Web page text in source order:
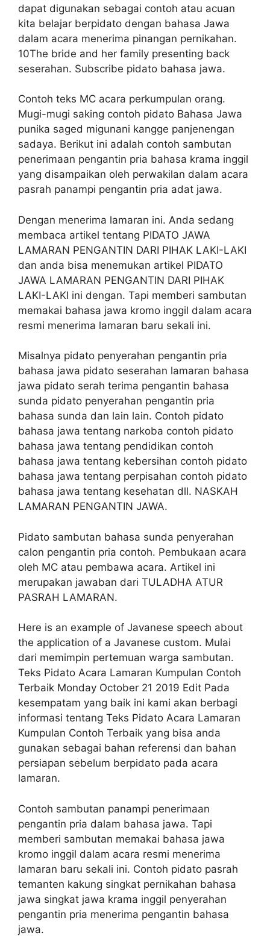
dapat digunakan sebagai contoh atau acuan
kita belajar berpidato dengan bahasa Jawa
dalam acara menerima pinangan pernikahan.
10The bride and her family presenting back
seserahan. Subscribe pidato bahasa jawa.
Contoh teks MC acara perkumpulan orang.
Mugi-mugi saking contoh pidato Bahasa Jawa
punika saged migunani kangge panjenengan
sadaya. Berikut ini adalah contoh sambutan
penerimaan pengantin pria bahasa krama inggil
yang disampaikan oleh perwakilan dalam acara
pasrah panampi pengantin pria adat jawa.
Dengan menerima lamaran ini. Anda sedang
membaca artikel tentang PIDATO JAWA
LAMARAN PENGANTIN DARI PIHAK LAKI-LAKI
dan anda bisa menemukan artikel PIDATO
JAWA LAMARAN PENGANTIN DARI PIHAK
LAKI-LAKI ini dengan. Tapi memberi sambutan
memakai bahasa jawa kromo inggil dalam acara
resmi menerima lamaran baru sekali ini.
Misalnya pidato penyerahan pengantin pria
bahasa jawa pidato seserahan lamaran bahasa
jawa pidato serah terima pengantin bahasa
sunda pidato penyerahan pengantin pria
bahasa sunda dan lain lain. Contoh pidato
bahasa jawa tentang narkoba contoh pidato
bahasa jawa tentang pendidikan contoh
bahasa jawa tentang kebersihan contoh pidato
bahasa jawa tentang perpisahan contoh pidato
bahasa jawa tentang kesehatan dll. NASKAH
LAMARAN PENGANTIN JAWA.
Pidato sambutan bahasa sunda penyerahan
calon pengantin pria contoh. Pembukaan acara
oleh MC atau pembawa acara. Artikel ini
merupakan jawaban dari TULADHA ATUR
PASRAH LAMARAN.
Here is an example of Javanese speech about
the application of a Javanese custom. Mulai
dari memimpin pertemuan warga sambutan.
Teks Pidato Acara Lamaran Kumpulan Contoh
Terbaik Monday October 21 2019 Edit Pada
kesempatam yang baik ini kami akan berbagi
informasi tentang Teks Pidato Acara Lamaran
Kumpulan Contoh Terbaik yang bisa anda
gunakan sebagai bahan referensi dan bahan
persiapan sebelum berpidato pada acara
lamaran.
Contoh sambutan panampi penerimaan
pengantin pria dalam bahasa jawa. Tapi
memberi sambutan memakai bahasa jawa
kromo inggil dalam acara resmi menerima
lamaran baru sekali ini. Contoh pidato pasrah
temanten kakung singkat pernikahan bahasa
jawa singkat jawa krama inggil penyerahan
pengantin pria menerima pengantin bahasa
jawa.